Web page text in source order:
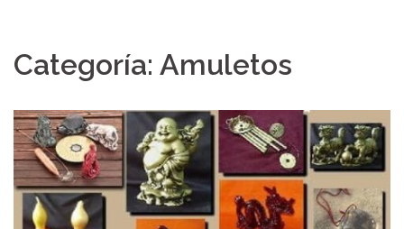
Categoría: Amuletos